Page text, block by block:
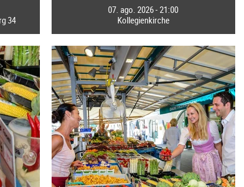
34
07. ago. 2026 - 21:00
Kollegienkirche